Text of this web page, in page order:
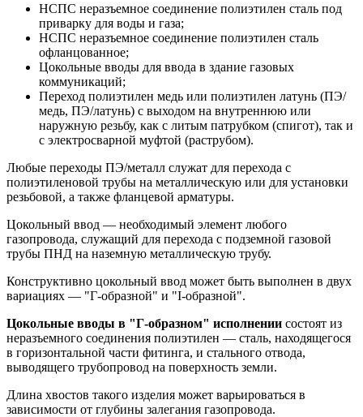
НСПС неразъемное соединение полиэтилен сталь под
приварку для воды и газа;
НСПС неразъемное соединение полиэтилен сталь
офланцованное;
Цокольные вводы для ввода в здание газовых
коммуникаций;
Переход полиэтилен медь или полиэтилен латунь (ПЭ/
медь, ПЭ/латунь) с выходом на внутреннюю или
наружную резьбу, как с литым патрубком (спигот), так и
с электросварной муфтой (раструбом).
Любые переходы ПЭ/металл служат для перехода с
полиэтиленовой трубы на металлическую или для установки
резьбовой, а также фланцевой арматуры.
Цокольный ввод — необходимый элемент любого
газопровода, служащий для перехода с подземной газовой
трубы ПНД на наземную металлическую трубу.
Конструктивно цокольный ввод может быть выполнен в двух
вариациях — "Г-образной" и "I-образной".
Цокольные вводы в "Г-образном" исполнении состоят из
неразъемного соединения полиэтилен — сталь, находящегося
в горизонтальной части фитинга, и стального отвода,
выводящего трубопровод на поверхность земли.
Длина хвостов такого изделия может варьироваться в
зависимости от глубины залегания газопровода.